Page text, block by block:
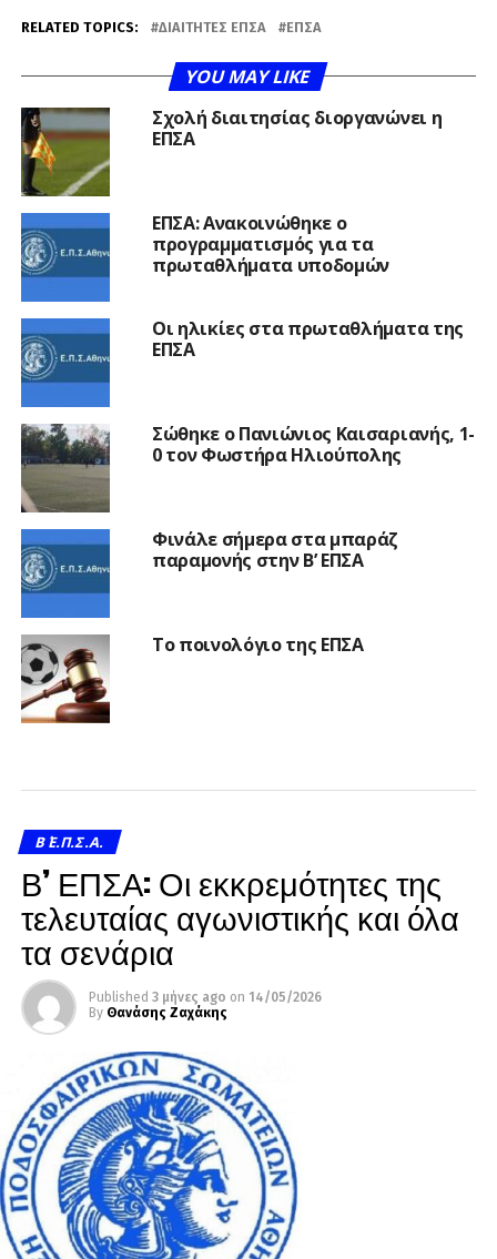
RELATED TOPICS: ΔΙΑΙΤΗΤΈΣ ΕΠΣΑ ΕΠΣΑ
YOU MAY LIKE
Σχολή διαιτησίας διοργανώνει η
ΕΠΣΑ
ΕΠΣΑ: Ανακοινώθηκε ο
προγραμματισμός για τα
πρωταθλήματα υποδομών
Οι ηλικίες στα πρωταθλήματα της
ΕΠΣΑ
Σώθηκε ο Πανιώνιος Καισαριανής, 1-
0 τον Φωστήρα Ηλιούπολης
Φινάλε σήμερα στα μπαράζ
παραμονής στην Β’ ΕΠΣΑ
Το ποινολόγιο της ΕΠΣΑ
Β΄ Ε.Π.Σ.Α.
Β’ ΕΠΣΑ: Οι εκκρεμότητες της
τελευταίας αγωνιστικής και όλα
τα σενάρια
Published 3 μήνες ago on 14/05/2026
By Θανάσης Ζαχάκης